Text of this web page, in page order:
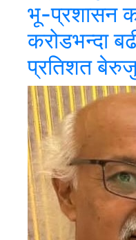
भू-प्रशासन
करोडभन्दा
प्रतिशत